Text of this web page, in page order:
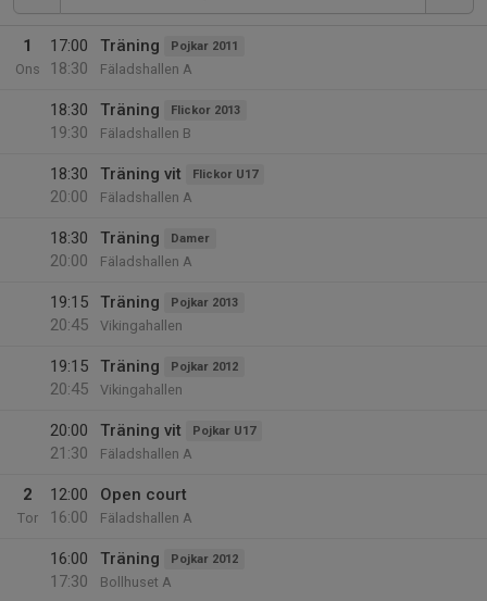
1
Ons
17:00
18:30
Träning Pojkar 2011
Fäladshallen A
18:30
19:30
Träning Flickor 2013
Fäladshallen B
18:30
20:00
Träning vit Flickor U17
Fäladshallen A
18:30
20:00
Träning Damer
Fäladshallen A
19:15
20:45
Träning Pojkar 2013
Vikingahallen
19:15
20:45
Träning Pojkar 2012
Vikingahallen
20:00
21:30
Träning vit Pojkar U17
Fäladshallen A
2
Tor
12:00
16:00
Open court
Fäladshallen A
16:00
17:30
Träning Pojkar 2012
Bollhuset A